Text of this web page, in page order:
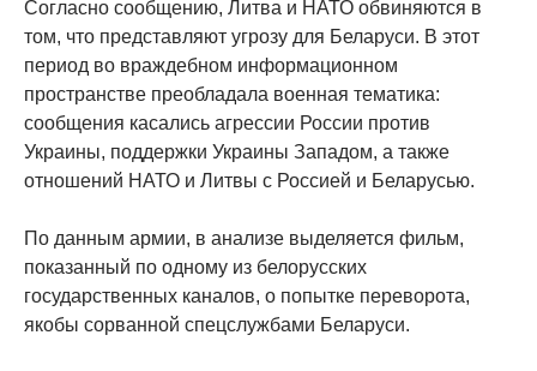
Согласно сообщению, Литва и НАТО обвиняются в
том, что представляют угрозу для Беларуси. В этот
период во враждебном информационном
пространстве преобладала военная тематика:
сообщения касались агрессии России против
Украины, поддержки Украины Западом, а также
отношений НАТО и Литвы с Россией и Беларусью.
По данным армии, в анализе выделяется фильм,
показанный по одному из белорусских
государственных каналов, о попытке переворота,
якобы сорванной спецслужбами Беларуси.